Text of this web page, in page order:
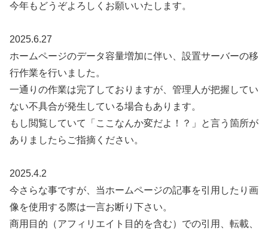
今年もどうぞよろしくお願いいたします。
2025.6.27
ホームページのデータ容量増加に伴い、設置サーバーの移
行作業を行いました。
一通りの作業は完了しておりますが、管理人が把握してい
ない不具合が発生している場合もあります。
もし閲覧していて「ここなんか変だよ！？」と言う箇所が
ありましたらご指摘ください。
2025.4.2
今さらな事ですが、当ホームページの記事を引用したり画
像を使用する際は一言お断り下さい。
商用目的（アフィリエイト目的を含む）での引用、転載、